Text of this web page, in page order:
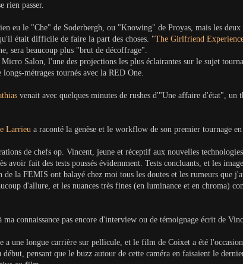
rien passer.
eu le "Che" de Soderbergh, ou "Knowing" de Proyas, mais les
était difficile de faire la part des choses. "The Girlfriend
sera beaucoup plus "brut de décoffrage".
Salon, l'une des projections les plus éclairantes sur le sujet
longs-métrages tournés avec la RED One.
venait avec quelques minutes de rushes d'"Une affaire d'état",
Larrieua raconté la genèse et le workflow de son premier tournage
de chefs op. Vincent, jeune et réceptif aux nouvelles
avoir fait des tests poussés évidemment. Tests concluants, et les
de la FEMIS ont balayé chez moi tous les doutes et les rumeurs que
d'allure, et les nuances très fines (en luminance et en chroma)
ma connaissance pas encore d'interview ou de témoignage écrit de
a une longue carrière sur pellicule, et le film de Coixet a été
début, pensant que le buzz autour de cette caméra en faisaient le